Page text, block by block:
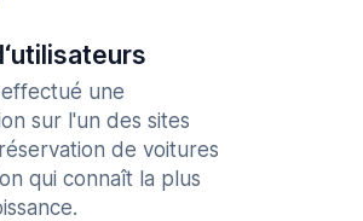
une
sur l'un des sites
de voitures
qui connaît la plus